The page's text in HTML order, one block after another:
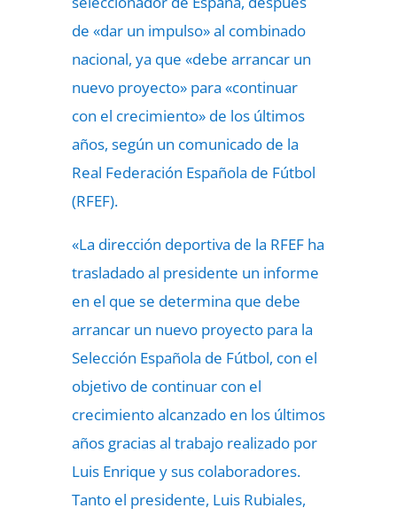
de «dar un impulso» al combinado
nacional, ya que «debe arrancar un
nuevo proyecto» para «continuar
con el crecimiento» de los últimos
años, según un comunicado de la
Real Federación Española de Fútbol
(RFEF).
«La dirección deportiva de la RFEF ha
trasladado al presidente un informe
en el que se determina que debe
arrancar un nuevo proyecto para la
Selección Española de Fútbol, con el
objetivo de continuar con el
crecimiento alcanzado en los últimos
años gracias al trabajo realizado por
Luis Enrique y sus colaboradores.
Tanto el presidente, Luis Rubiales,